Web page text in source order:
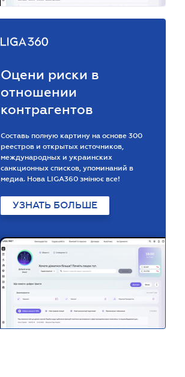
Оцени риски в
отношении
контрагентов
Составь полную картину на основе 300
реестров и открытых источников,
международных и украинских
санкционных списков, упоминаний в
медиа. Нова LIGA360 змінює все!
УЗНАТЬ БОЛЬШЕ